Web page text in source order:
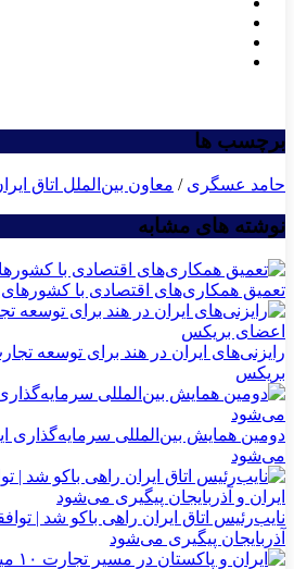
برچسب ها
حامد عسگری / معاون بین‌الملل اتاق
نوشته های مشابه
تعمیق همکاری‌های اقتصادی با کشورهای
رایزنی‌های ایران در هند برای توسعه
بریکس
دومین همایش بین‌المللی سرمایه‌گذاری
می‌شود
نایب‌رئیس اتاق ایران راهی باکو شد |
آذربایجان پیگیری می‌شود